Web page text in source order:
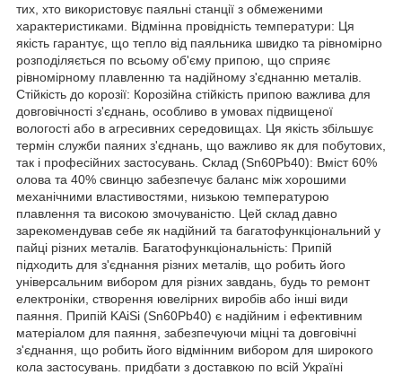
тих, хто використовує паяльні станції з обмеженими
характеристиками. Відмінна провідність температури: Ця
якість гарантує, що тепло від паяльника швидко та рівномірно
розподіляється по всьому об'єму припою, що сприяє
рівномірному плавленню та надійному з'єднанню металів.
Стійкість до корозії: Корозійна стійкість припою важлива для
довговічності з'єднань, особливо в умовах підвищеної
вологості або в агресивних середовищах. Ця якість збільшує
термін служби паяних з'єднань, що важливо як для побутових,
так і професійних застосувань. Склад (Sn60Pb40): Вміст 60%
олова та 40% свинцю забезпечує баланс між хорошими
механічними властивостями, низькою температурою
плавлення та високою змочуваністю. Цей склад давно
зарекомендував себе як надійний та багатофункціональний у
пайці різних металів. Багатофункціональність: Припій
підходить для з'єднання різних металів, що робить його
універсальним вибором для різних завдань, будь то ремонт
електроніки, створення ювелірних виробів або інші види
паяння. Припій KAiSi (Sn60Pb40) є надійним і ефективним
матеріалом для паяння, забезпечуючи міцні та довговічні
з'єднання, що робить його відмінним вибором для широкого
кола застосувань. придбати з доставкою по всій Україні